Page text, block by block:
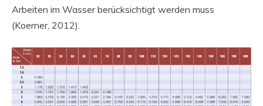
Arbeiten im Wasser berücksichtigt werden muss
(Koerner, 2012).